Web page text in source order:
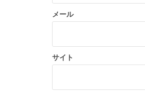
メール
サイト